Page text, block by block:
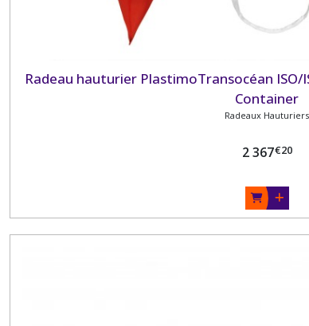
Radeau hauturier PlastimoTransocéan ISO/
Container
Radeaux Hauturiers
2 367€20